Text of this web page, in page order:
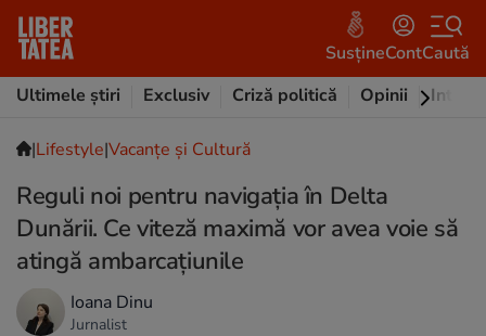
SusțineContCaută
Ultimele știri
Exclusiv Criză politică Opinii
|Lifestyle|Vacanțe și Cultură
Reguli noi pentru navigația în Delta
Dunării. Ce viteză maximă vor avea voie să
atingă ambarcațiunile
Ioana Dinu
Jurnalist